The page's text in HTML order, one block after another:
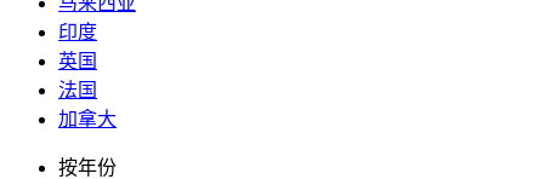
印度
英国
法国
加拿大
按年份